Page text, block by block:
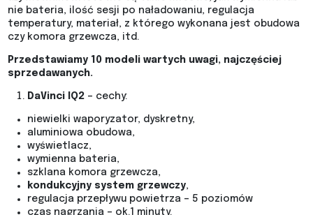
nie bateria, ilość sesji po naładowaniu, regulacja
temperatury, materiał, z którego wykonana jest obudowa
czy komora grzewcza, itd.
Przedstawiamy 10 modeli wartych uwagi, najczęściej
sprzedawanych.
DaVinci IQ2 – cechy:
niewielki waporyzator, dyskretny,
aluminiowa obudowa,
wyświetlacz,
wymienna bateria,
szklana komora grzewcza,
kondukcyjny system grzewczy,
regulacja przepływu powietrza – 5 poziomów
czas nagrzania – ok.1 minuty.